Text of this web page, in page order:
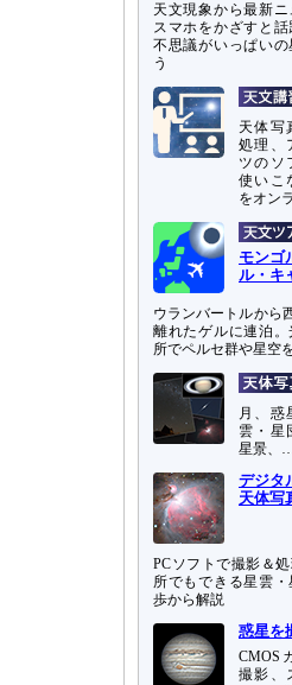
天文現象から最新ニ
スマホをかざすと話
不思議がいっぱいの
う
天体写
処理、
ツのソ
使いこ
をオン
モンゴ
ル・キ
ウランバートルから
離れたゲルに連泊
所でペルセ群や星空
月、惑
雲・星
星景、
デジタ
天体写
PCソフトで撮影＆
所でもできる星雲
歩から解説
惑星を
CMOS
撮影、